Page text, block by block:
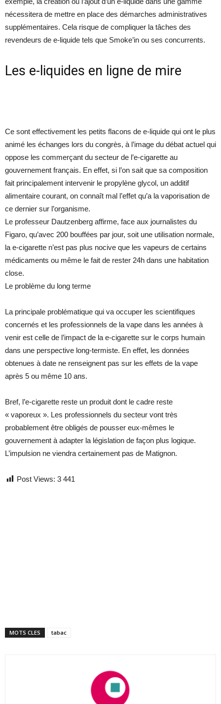
nécessitera de mettre en place des démarches administratives
supplémentaires. Cela risque de compliquer la tâches des
revendeurs de e-liquide tels que Smoke’in ou ses concurrents.
Les e-liquides en ligne de mire
Ce sont effectivement les petits flacons de e-liquide qui ont le plus
animé les échanges lors du congrès, à l’image du débat actuel qui
oppose les commerçant du secteur de l’e-cigarette au
gouvernement français. En effet, si l’on sait que sa composition
fait principalement intervenir le propylène glycol, un additif
alimentaire courant, on connaît mal l’effet qu’a la vaporisation de
ce dernier sur l’organisme.
Le professeur Dautzenberg affirme, face aux journalistes du
Figaro, qu’avec 200 bouffées par jour, soit une utilisation normale,
la e-cigarette n’est pas plus nocive que les vapeurs de certains
médicaments ou même le fait de rester 24h dans une habitation
close.
Le problème du long terme
La principale problématique qui va occuper les scientifiques
concernés et les professionnels de la vape dans les années à
venir est celle de l’impact de la e-cigarette sur le corps humain
dans une perspective long-termiste. En effet, les données
obtenues à date ne renseignent pas sur les effets de la vape
après 5 ou même 10 ans.
Bref, l’e-cigarette reste un produit dont le cadre reste
« vaporeux ». Les professionnels du secteur vont très
probablement être obligés de pousser eux-mêmes le
gouvernement à adapter la législation de façon plus logique.
L’impulsion ne viendra certainement pas de Matignon.
Post Views: 3 441
MOTS CLES tabac